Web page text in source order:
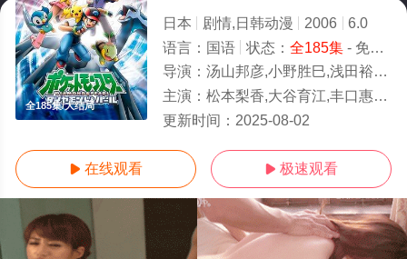
全185集/大结局
日本 剧情,日韩动漫 2006
6.0
语言： 国语 状态： 全185集- 免费在线观看
导演： 汤山邦彦,小野胜巳,浅田裕二,须藤典彦,宫原秀二,渡边正彦,牧野行洋,近桥
主演： 松本梨香,大谷育江,丰口惠美,上田祐司,林原惠美,三木真一郎,犬山犬子,古岛清孝,石冢运升
更新时间： 2025-08-02
 在线观看  极速观看